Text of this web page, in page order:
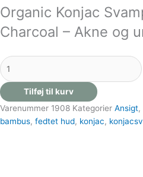
Organic Konjac
Charcoal – Akne og
Tilføj til kurv
Varenummer 1908 Kategorier Ansigt,
bambus, fedtet hud, konjac,